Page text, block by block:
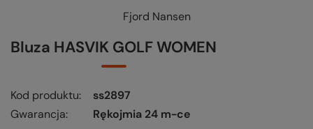
Fjord Nansen
Bluza HASVIK GOLF WOMEN
Kod produktu
ss2897
Gwarancja
Rękojmia 24 m-ce